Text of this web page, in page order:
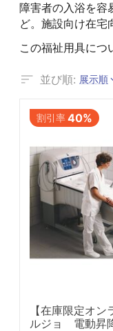
障害者の入浴を容
ど。施設向け在宅
この福祉用具につ
並び順: 展示順
割引率40%
【在庫限定オ
ルジョ 電動昇